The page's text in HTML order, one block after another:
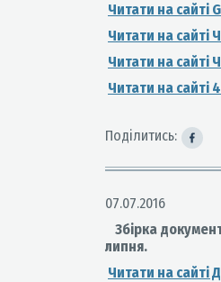
Читати на сайті
Читати на сайті
Читати на сайті
Читати на сайті
Поділитись:
07.07.2016
Збірка
липня.
Читати на сайті